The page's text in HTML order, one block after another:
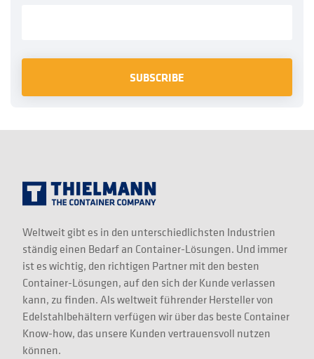
Weltweit gibt es in den unterschiedlichsten Industrien
ständig einen Bedarf an Container-Lösungen. Und immer
ist es wichtig, den richtigen Partner mit den besten
Container-Lösungen, auf den sich der Kunde verlassen
kann, zu finden. Als weltweit führender Hersteller von
Edelstahlbehältern verfügen wir über das beste Container
Know-how, das unsere Kunden vertrauensvoll nutzen
können.